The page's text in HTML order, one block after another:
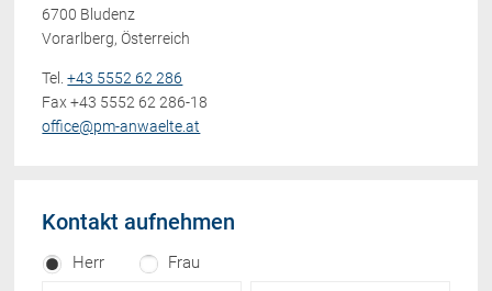
6700 Bludenz
Vorarlberg, Österreich
Tel.+43 5552 62 286
Fax +43 5552 62 286-18
office@pm-anwaelte.at
Kontakt aufnehmen
Herr Frau